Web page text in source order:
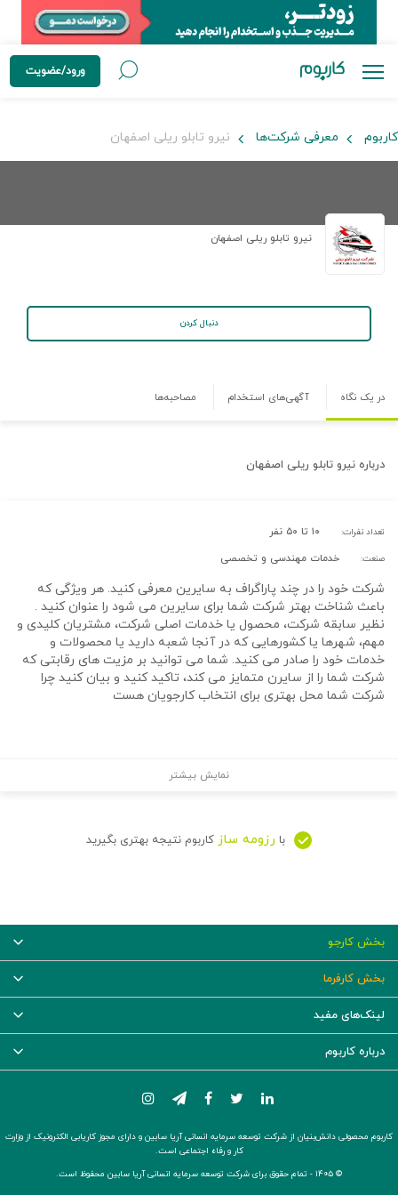
ورود/عضویت
کاربوم معرفی شرکت‌ها نیرو تابلو ریلی اصفهان
نیرو تابلو ریلی اصفهان
دنبال کردن
در یک نگاه آگهی‌های استخدام مصاحبه‌ها
درباره نیرو تابلو ریلی اصفهان
تعداد نفرات: ۱۰ تا ۵۰ نفر
صنعت: خدمات مهندسی و تخصصی
شرکت خود را در چند پاراگراف به سایرین معرفی کنید. هر ویژگی که
باعث شناخت بهتر شرکت شما برای سایرین می شود را عنوان کنید .
نظیر سابقه شرکت، محصول یا خدمات اصلی شرکت، مشتریان کلیدی و
مهم، شهرها یا کشورهایی که در آنجا شعبه دارید یا محصولات و
خدمات خود را صادر می کنید. شما می توانید بر مزیت های رقابتی که
شرکت شما را از سایرن متمایز می کند، تاکید کنید و بیان کنید چرا
شرکت شما محل بهتری برای انتخاب کارجویان هست
نمایش بیشتر
با رزومه ساز کاربوم نتیجه بهتری بگیرید
بخش کارجو
بخش کارفرما
لینک‌های مفید
درباره کاربوم
کاربوم محصولی دانش‌بنیان از شرکت توسعه سرمایه انسانی آریا سابین و دارای مجوز کاریابی الکترونیک از وزارت
کار و رفاه اجتماعی است.
© ۱۴۰۵ -
تمام حقوق برای شرکت توسعه سرمایه انسانی آریا سابین محفوظ است.